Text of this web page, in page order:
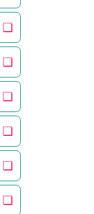
❏
❏
❏
❏
❏
❏